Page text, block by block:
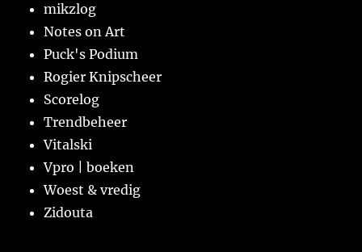
mikzlog
Notes on Art
Puck's Podium
Rogier Knipscheer
Scorelog
Trendbeheer
Vitalski
Vpro | boeken
Woest & vredig
Zidouta